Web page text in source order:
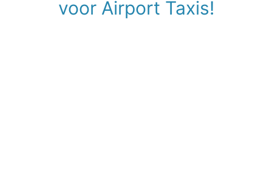
voor Airport Taxis!